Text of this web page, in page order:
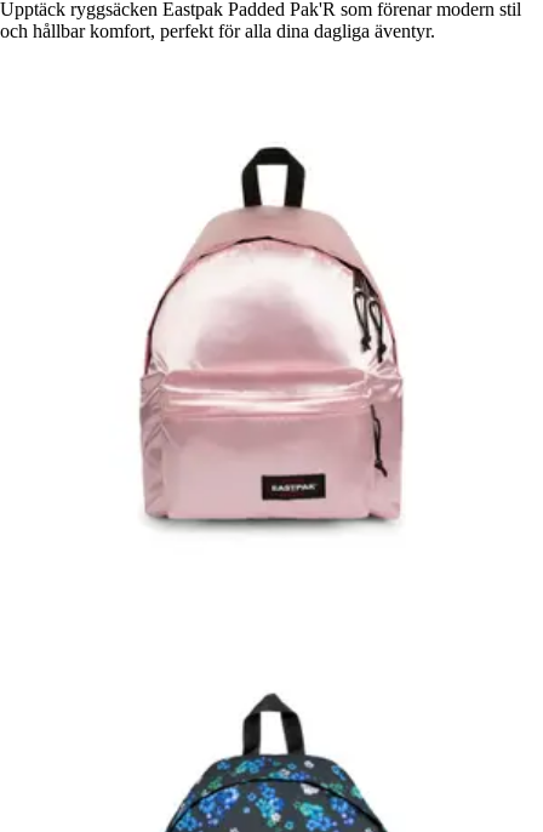
Upptäck ryggsäcken Eastpak Padded Pak'R som förenar modern stil
och hållbar komfort, perfekt för alla dina dagliga äventyr.